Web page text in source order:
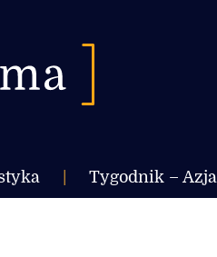
Tygodnik – Azja